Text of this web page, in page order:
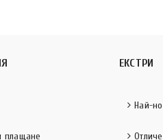
плащане
ЕКСТРИ
Най-